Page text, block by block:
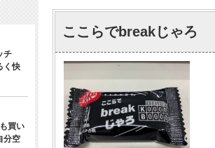
ここらでbreakじゃろ